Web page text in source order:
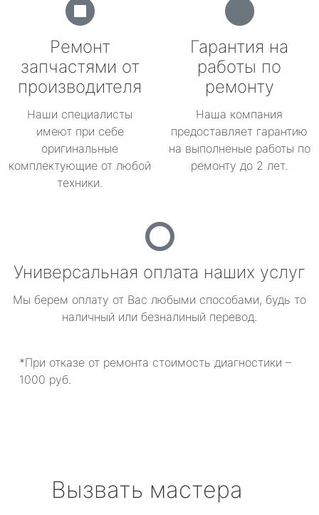
Ремонт
запчастями от
производителя
Наши специалисты
имеют при себе
оригинальные
комплектующие от любой
техники.
Гарантия на
работы по
ремонту
Наша компания
предоставляет гарантию
на выполненые работы по
ремонту до 2 лет.
Универсальная оплата наших услуг
Мы берем оплату от Вас любыми способами, будь то
наличный или безналиный перевод.
*При отказе от ремонта стоимость диагностики –
1000 руб.
Вызвать мастера